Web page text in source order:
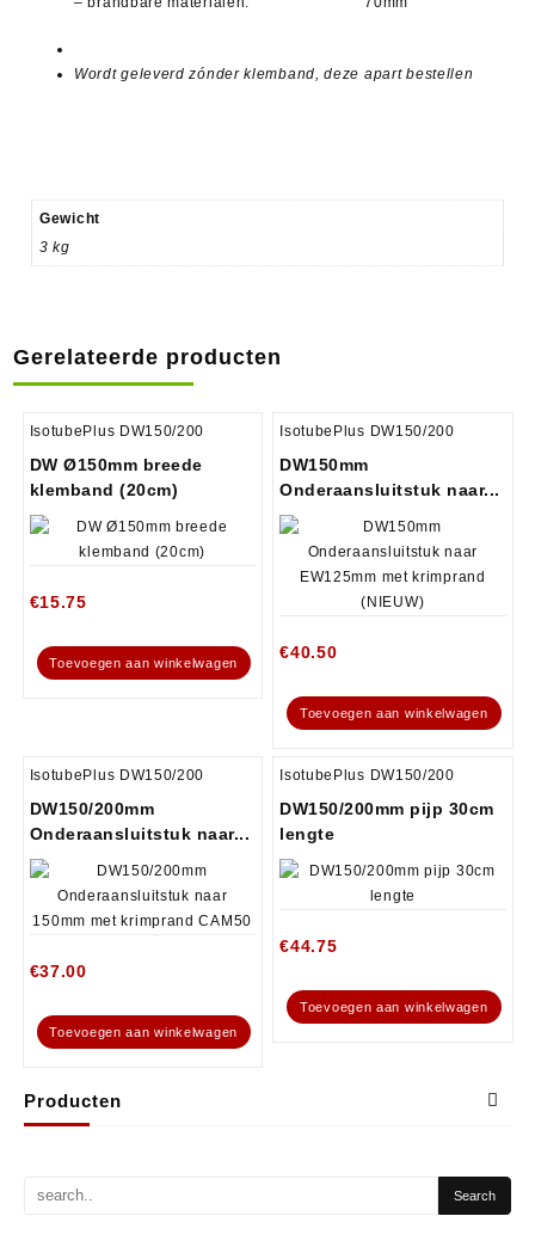
Producten
Wordt geleverd zónder klemband, deze apart bestellen
Gewicht
3 kg
Gerelateerde producten
IsotubePlus DW150/200
DW Ø150mm breede
klemband (20cm)
€15.75
Toevoegen aan winkelwagen
IsotubePlus DW150/200
DW150mm
Onderaansluitstuk naar...
€40.50
Toevoegen aan winkelwagen
IsotubePlus DW150/200
DW150/200mm
Onderaansluitstuk naar...
€37.00
Toevoegen aan winkelwagen
IsotubePlus DW150/200
DW150/200mm pijp 30cm
lengte
€44.75
Toevoegen aan winkelwagen